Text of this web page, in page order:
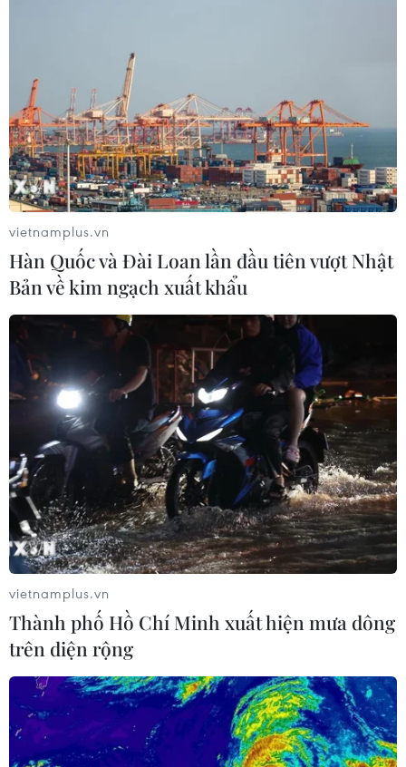
vietnamplus.vn
Hàn Quốc và Đài Loan lần đầu tiên vượt Nhật
Bản về kim ngạch xuất khẩu
vietnamplus.vn
Thành phố Hồ Chí Minh xuất hiện mưa dông
trên diện rộng